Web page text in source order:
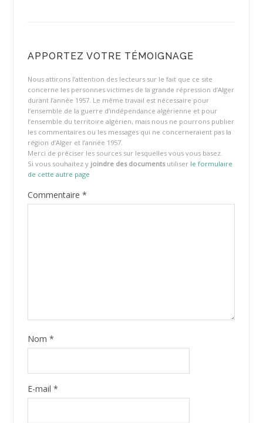
APPORTEZ VOTRE TÉMOIGNAGE
Nous attirons l’attention des lecteurs sur le fait que ce site
concerne les personnes victimes de la grande répression d’Alger
durant l’année 1957. Le même travail est nécessaire pour
l’ensemble de la guerre d’indépendance algérienne et pour
l’ensemble du territoire algérien, mais nous ne pourrons publier
les commentaires ou les messages qui ne concerneraient pas la
région d’Alger et l’année 1957.
Merci de préciser les sources sur lesquelles vous vous basez.
Si vous souhaitez y joindre des documentsutiliser le formulaire
de cette autre page
Commentaire *
Nom *
E-mail *